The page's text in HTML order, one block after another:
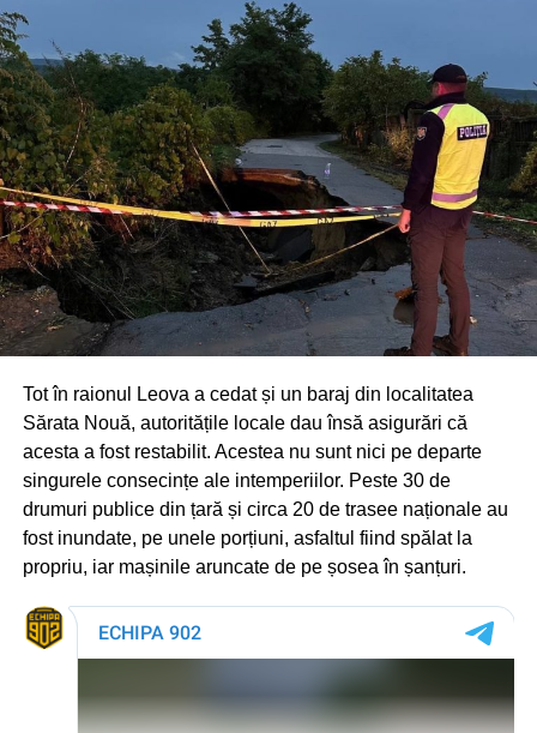
Tot în raionul Leova a cedat și un baraj din localitatea
Sărata Nouă, autoritățile locale dau însă asigurări că
acesta a fost restabilit. Acestea nu sunt nici pe departe
singurele consecințe ale intemperiilor. Peste 30 de
drumuri publice din țară și circa 20 de trasee naționale au
fost inundate, pe unele porțiuni, asfaltul fiind spălat la
propriu, iar mașinile aruncate de pe șosea în șanțuri.